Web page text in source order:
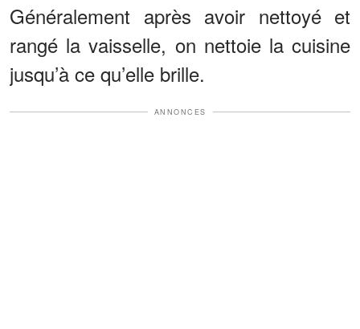
Généralement après avoir nettoyé et
rangé la vaisselle, on nettoie la cuisine
jusqu’à ce qu’elle brille.
ANNONCES